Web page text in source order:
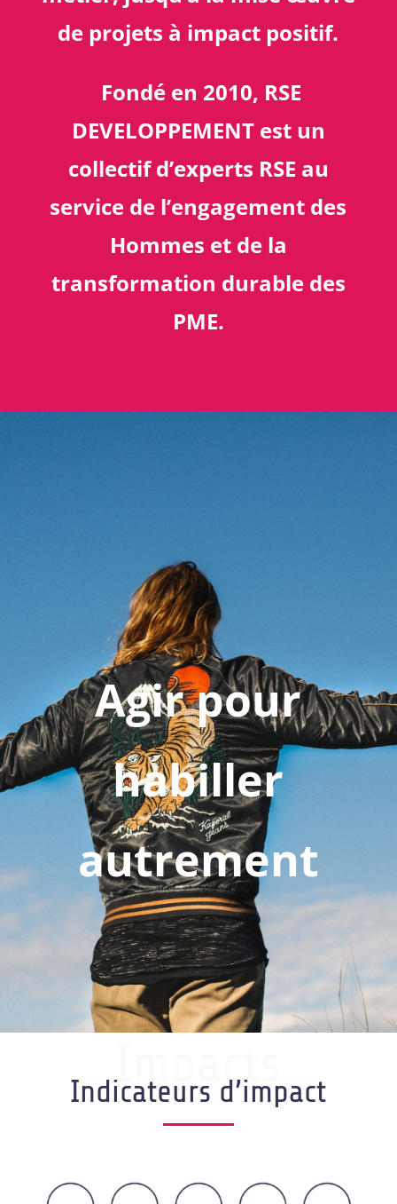
de projets à impact positif.
Fondé en 2010, RSE
DEVELOPPEMENT est un
collectif d’experts RSE au
service de l’engagement des
Hommes et de la
transformation durable des
PME.
Agir pour
habiller
autrement
Impacts
Indicateurs d’impact